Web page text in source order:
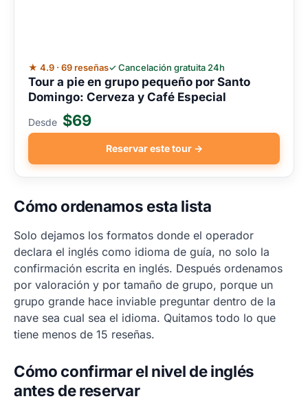
★ 4.9 · 69 reseñas✓ Cancelación gratuita 24h
Tour a pie en grupo pequeño por Santo
Domingo: Cerveza y Café Especial
Desde $69
Reservar este tour →
Cómo ordenamos esta lista
Solo dejamos los formatos donde el operador
declara el inglés como idioma de guía, no solo la
confirmación escrita en inglés. Después ordenamos
por valoración y por tamaño de grupo, porque un
grupo grande hace inviable preguntar dentro de la
nave sea cual sea el idioma. Quitamos todo lo que
tiene menos de 15 reseñas.
Cómo confirmar el nivel de inglés
antes de reservar